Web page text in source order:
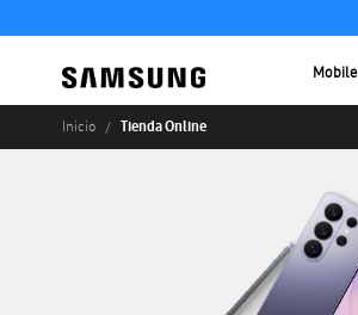
Mobile
Inicio Tienda Online